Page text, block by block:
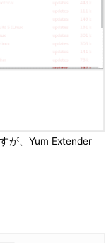
が、Yum Extender